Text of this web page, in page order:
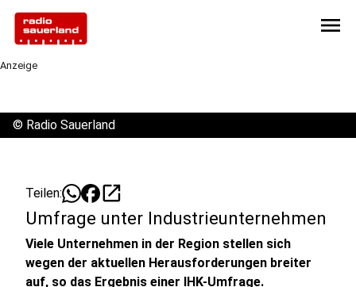
menu
Anzeige
© Radio Sauerland
Teilen: open_in_new
Umfrage unter Industrieunternehmen
Viele Unternehmen in der Region stellen sich
wegen der aktuellen Herausforderungen breiter
auf, so das Ergebnis einer IHK-Umfrage.